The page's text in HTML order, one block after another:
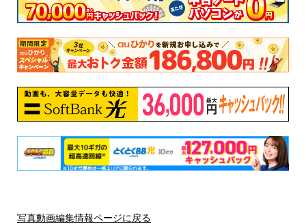
写真動画編集情報ページに戻る